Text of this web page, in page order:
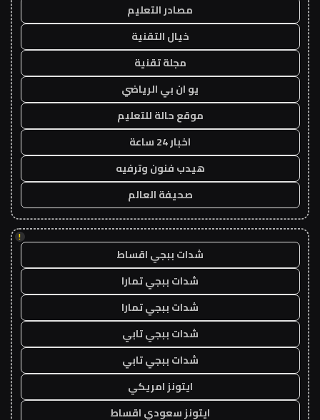
مصادر التعليم
خيال التقنية
مجلة تقنية
يو ان بي الرياضي
موقع حالة للتعليم
اخبار 24 ساعة
هيدب فنون وترفيه
صحيفة العالم
!
شدات ببجي اقساط
شدات ببجي تمارا
شدات ببجي تمارا
شدات ببجي تابي
شدات ببجي تابي
ايتونز امريكي
ايتونز سعودي اقساط